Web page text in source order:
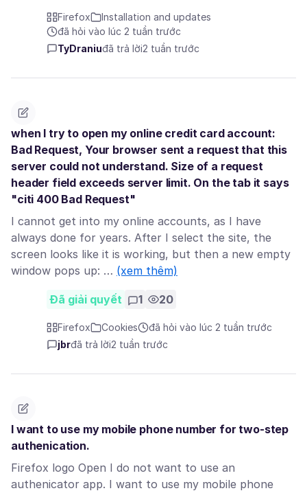
Firefox
Installation and updates
đã hỏi vào lúc 2 tuần trước
TyDraniuđã trả lời2 tuần trước
when I try to open my online credit card account:
Bad Request, Your browser sent a request that this
server could not understand. Size of a request
header field exceeds server limit. On the tab it says
"citi 400 Bad Request"
I cannot get into my online accounts, as I have
always done for years. After I select the site, the
screen looks like it is working, but then a new empty
window pops up: … (xem thêm)
Đã giải quyết 1 20
Firefox Cookies
đã hỏi vào lúc 2 tuần trước
jbrđã trả lời2 tuần trước
I want to use my mobile phone number for two-step
authenication.
Firefox logo Open I do not want to use an
authenicator app. I want to use my mobile phone